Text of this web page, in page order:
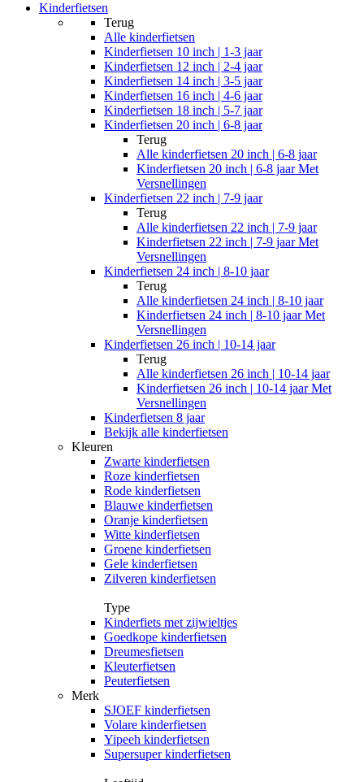
Kinderfietsen
Terug
Alle kinderfietsen
Kinderfietsen 10 inch | 1-3 jaar
Kinderfietsen 12 inch | 2-4 jaar
Kinderfietsen 14 inch | 3-5 jaar
Kinderfietsen 16 inch | 4-6 jaar
Kinderfietsen 18 inch | 5-7 jaar
Kinderfietsen 20 inch | 6-8 jaar
Terug
Alle kinderfietsen 20 inch | 6-8 jaar
Kinderfietsen 20 inch | 6-8 jaar Met
Versnellingen
Kinderfietsen 22 inch | 7-9 jaar
Terug
Alle kinderfietsen 22 inch | 7-9 jaar
Kinderfietsen 22 inch | 7-9 jaar Met
Versnellingen
Kinderfietsen 24 inch | 8-10 jaar
Terug
Alle kinderfietsen 24 inch | 8-10 jaar
Kinderfietsen 24 inch | 8-10 jaar Met
Versnellingen
Kinderfietsen 26 inch | 10-14 jaar
Terug
Alle kinderfietsen 26 inch | 10-14 jaar
Kinderfietsen 26 inch | 10-14 jaar Met
Versnellingen
Kinderfietsen 8 jaar
Bekijk alle kinderfietsen
Kleuren
Zwarte kinderfietsen
Roze kinderfietsen
Rode kinderfietsen
Blauwe kinderfietsen
Oranje kinderfietsen
Witte kinderfietsen
Groene kinderfietsen
Gele kinderfietsen
Zilveren kinderfietsen
Type
Kinderfiets met zijwieltjes
Goedkope kinderfietsen
Dreumesfietsen
Kleuterfietsen
Peuterfietsen
Merk
SJOEF kinderfietsen
Volare kinderfietsen
Yipeeh kinderfietsen
Supersuper kinderfietsen